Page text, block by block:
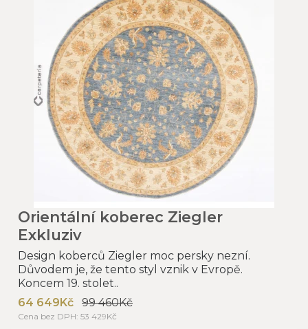
Orientální koberec Ziegler
Exkluziv
Design koberců Ziegler moc persky nezní.
Důvodem je, že tento styl vznik v Evropě.
Koncem 19. stolet..
64 649Kč
99 460Kč
Cena bez DPH: 53 429Kč